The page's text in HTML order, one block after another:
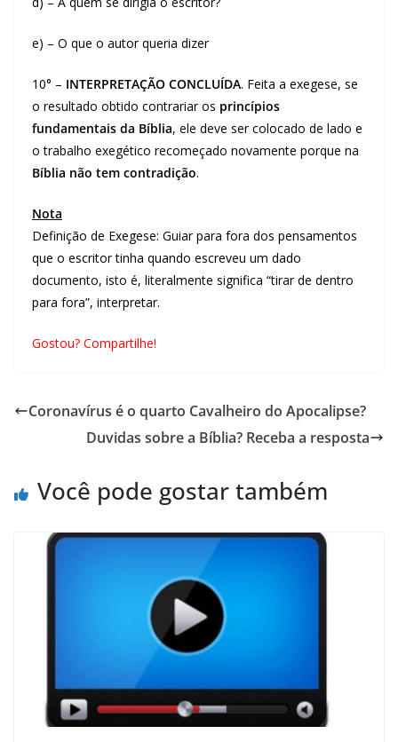
e) – O que o autor queria dizer
10° – INTERPRETAÇÃO CONCLUÍDA. Feita a exegese, se
o resultado obtido contrariar os princípios
fundamentais da Bíblia, ele deve ser colocado de lado e
o trabalho exegético recomeçado novamente porque na
Bíblia não tem contradição.
Nota
Definição de Exegese: Guiar para fora dos pensamentos
que o escritor tinha quando escreveu um dado
documento, isto é, literalmente significa “tirar de dentro
para fora”, interpretar.
Gostou? Compartilhe!
Coronavírus é o quarto Cavalheiro do Apocalipse?
Duvidas sobre a Bíblia? Receba a resposta
Você pode gostar também